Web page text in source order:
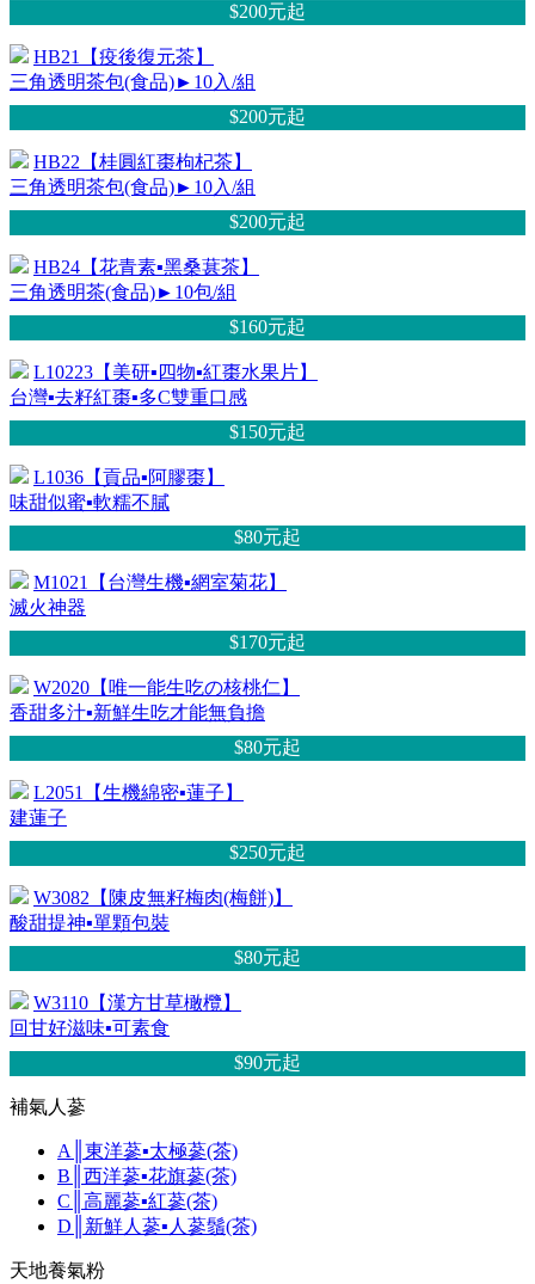
$200元起
HB21【疫後復元茶】
三角透明茶包(食品)►10入/組
$200元起
HB22【桂圓紅棗枸杞茶】
三角透明茶包(食品)►10入/組
$200元起
HB24【花青素▪黑桑葚茶】
三角透明茶(食品)►10包/組
$160元起
L10223【美研▪四物▪紅棗水果片】
台灣▪去籽紅棗▪多C雙重口感
$150元起
L1036【貢品▪阿膠棗】
味甜似蜜▪軟糯不膩
$80元起
M1021【台灣生機▪網室菊花】
滅火神器
$170元起
W2020【唯一能生吃の核桃仁】
香甜多汁▪新鮮生吃才能無負擔
$80元起
L2051【生機綿密▪蓮子】
建蓮子
$250元起
W3082【陳皮無籽梅肉(梅餅)】
酸甜提神▪單顆包裝
$80元起
W3110【漢方甘草橄欖】
回甘好滋味▪可素食
$90元起
補氣人蔘
A║東洋蔘▪太極蔘(茶)
B║西洋蔘▪花旗蔘(茶)
C║高麗蔘▪紅蔘(茶)
D║新鮮人蔘▪人蔘鬚(茶)
天地養氣粉